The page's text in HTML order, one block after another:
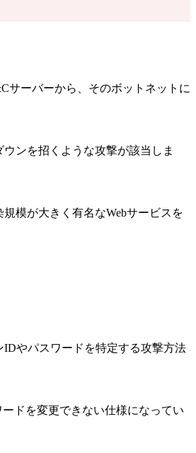
サーバーから、そのボットネットに
ンを招くような攻撃が該当しま
模が大きく有名なWebサービスを
やパスワードを特定する攻撃方法
ドを変更できない仕様になってい